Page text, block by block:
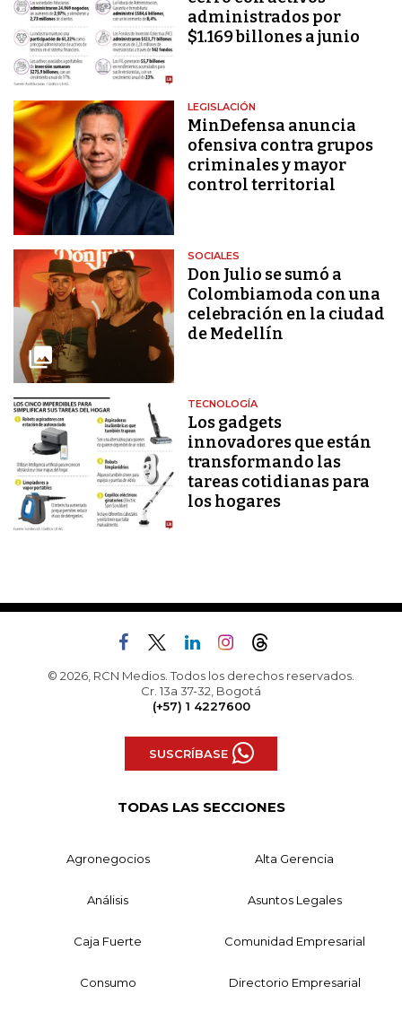
administrados por
$1.169 billones a junio
LEGISLACIÓN
MinDefensa anuncia
ofensiva contra grupos
criminales y mayor
control territorial
SOCIALES
Don Julio se sumó a
Colombiamoda con una
celebración en la ciudad
de Medellín
TECNOLOGÍA
Los gadgets
innovadores que están
transformando las
tareas cotidianas para
los hogares
© 2026, RCN Medios. Todos los derechos reservados.
Cr. 13a 37-32, Bogotá
(+57) 1 4227600
SUSCRÍBASE
TODAS LAS SECCIONES
Agronegocios Alta Gerencia
Análisis Asuntos Legales
Caja Fuerte Comunidad Empresarial
Consumo Directorio Empresarial